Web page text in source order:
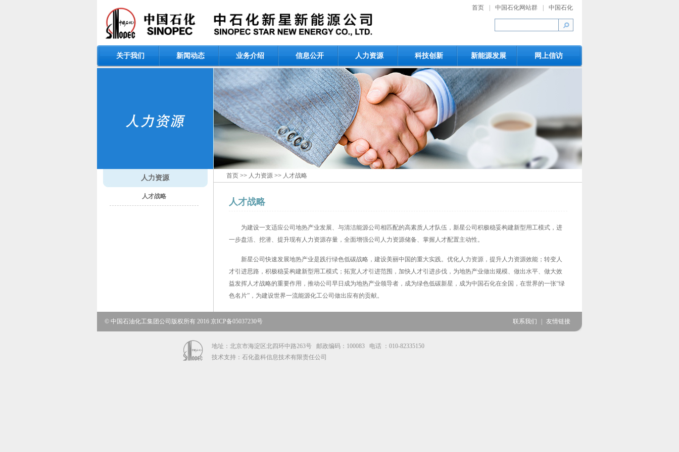
首页 中国石化网站群 中国石化
关于我们 新闻动态 业务介绍 信息公开 人力资源 科技创新 新能源发展 网上信访
人力资源
人才战略
首页 >> 人力资源 >> 人才战略
人才战略
为建设一支适应公司地热产业发展、与清洁能源公司相匹配的高素质人才队伍，新星公司积极稳妥构建新型用工模式，进
一步盘活、挖潜、提升现有人力资源存量，全面增强公司人力资源储备、掌握人才配置主动性。
新星公司快速发展地热产业是践行绿色低碳战略，建设美丽中国的重大实践。优化人力资源，提升人力资源效能；转变人
才引进思路，积极稳妥构建新型用工模式；拓宽人才引进范围，加快人才引进步伐，为地热产业做出规模、做出水平、做大效
益发挥人才战略的重要作用，推动公司早日成为地热产业领导者，成为绿色低碳新星，成为中国石化在全国，在世界的一张“绿
色名片”，为建设世界一流能源化工公司做出应有的贡献。​
© 中国石油化工集团公司版权所有 2016 京ICP备05037230号 联系我们 友情链接
地址：北京市海淀区北四环中路263号 邮政编码：100083 电话 ：010-82335150
技术支持：石化盈科信息技术有限责任公司